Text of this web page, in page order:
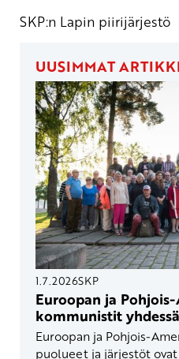
SKP:n Lapin piirijärjestö
UUSIMMAT
1.7.2026SKP
Euroopan ja
kommunistit
Euroopan ja Pohjois-
puolueet ja järjestöt